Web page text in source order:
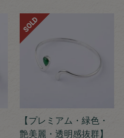
【プレミアム・緑色・
艶美麗・透明感抜群】
SOLD